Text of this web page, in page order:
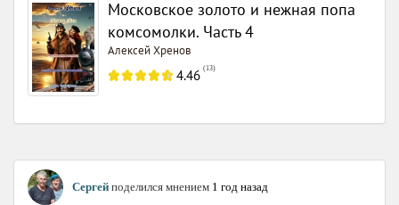
Московское золото и нежная попа
комсомолки. Часть 4
Алексей Хренов
4.46 (13)
Сергей поделился мнением 1 год назад